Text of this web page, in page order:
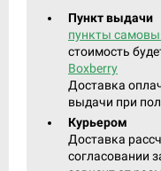
Пункт выдачи
пункты
стоимость
Boxberry
Доставка
выдачи при
Курьером
Доставка
согласовании